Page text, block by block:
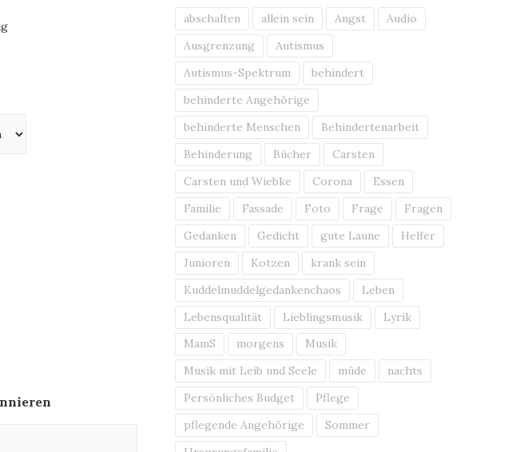
Lautstärke
zu
abschalten allein sein Angst
Audio
Ausgrenzung
Autismus
Autismus-Spektrum
behindert
behinderte Angehörige
behinderte Menschen
Behindertenarbeit
Behinderung
Bücher
Carsten
Carsten und Wiebke
Corona
Essen
Familie
Fassade Foto Frage
Fragen
Gedanken
Gedicht gute Laune
Helfer
Junioren
Kotzen
krank sein
Kuddelmuddelgedankenchaos
Leben
Lebensqualität
Lieblingsmusik
Lyrik
MamS
morgens
Musik
Musik mit Leib und Seele
müde
nachts
Persönliches Budget
Pflege
pflegende Angehörige
Sommer